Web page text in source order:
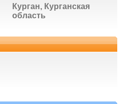
Курган, Курганская
область